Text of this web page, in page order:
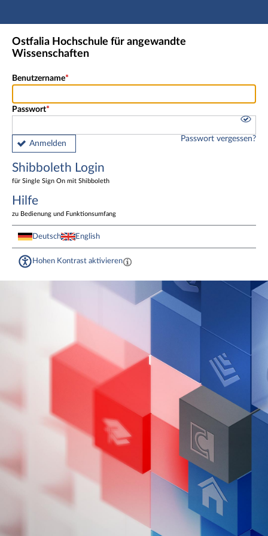
Hauptnavigation
Shibboleth Login
Ostfalia Hochschule für angewandte
Wissenschaften
Benutzername
Passwort
Anmelden
Passwort vergessen?
Shibboleth Login
für Single Sign On mit Shibboleth
Hilfe
zu Bedienung und Funktionsumfang
Deutsch English
Hohen Kontrast aktivieren